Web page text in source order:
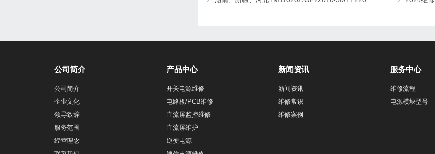
公司简介
公司简介
企业文化
领导致辞
服务范围
经营理念
产品中心
开关电源维修
电路板/PCB维修
直流屏监控维修
直流屏维护
逆变电源
新闻资讯
新闻资讯
维修常识
维修案例
服务中心
维修流程
电源模块型号